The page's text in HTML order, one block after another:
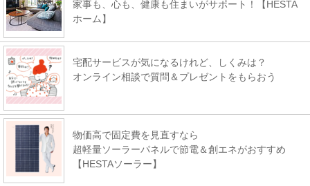
家事も、心も、健康も住まいがサポート！【HESTA
ホーム】
宅配サービスが気になるけれど、しくみは？
オンライン相談で質問＆プレゼントをもらおう
物価高で固定費を見直すなら
超軽量ソーラーパネルで節電＆創エネがおすすめ
【HESTAソーラー】